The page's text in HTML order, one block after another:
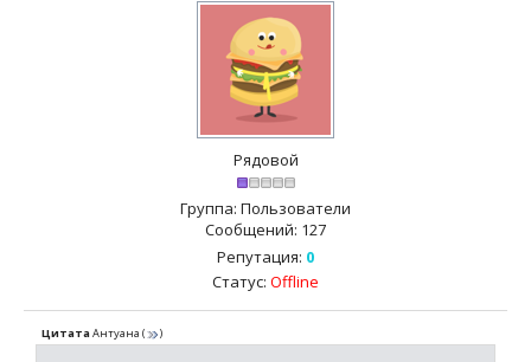
Рядовой
Группа: Пользователи
Сообщений: 127
Репутация: 0
Статус: Offline
ЦитатаАнтуана ( )